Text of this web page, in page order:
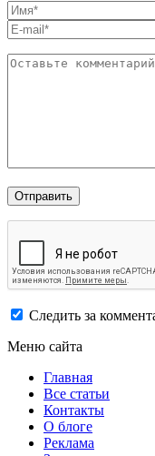
Следить за
Меню сайта
Главная
Все статьи
Контакты
О блоге
Реклама